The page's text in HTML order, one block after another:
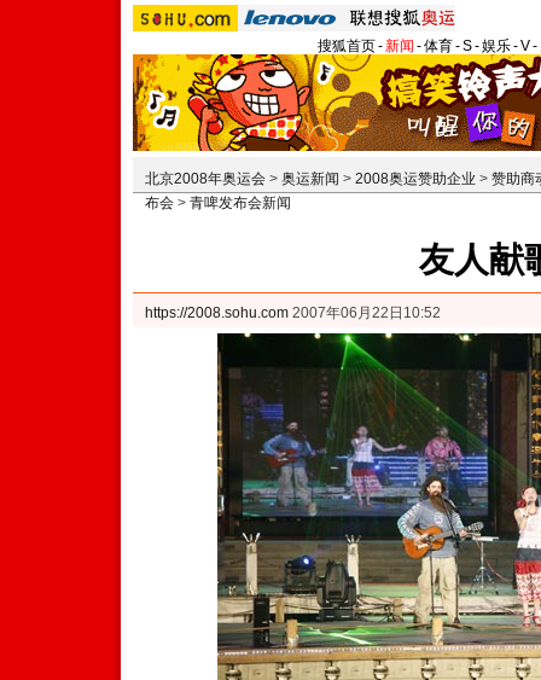
搜狐首页-新闻 -体育-S-娱乐-V-
北京2008年奥运会 > 奥运新闻 > 2008奥运赞助企业 > 赞助商
布会 > 青啤发布会新闻
友人献
https://2008.sohu.com 2007年06月22日10:52